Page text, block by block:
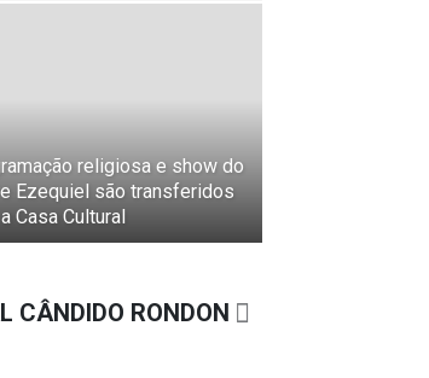
religiosa e show do
Ezequiel são transferidos
Casa Cultural
CÂNDIDO RONDON